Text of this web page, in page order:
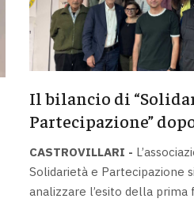
Il bilancio di
Partecipazione”
CASTROVILLARI -
Solidarietà e Partecipazione
analizzare l’esito della